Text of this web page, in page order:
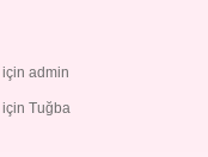
için admin
için Tuğba